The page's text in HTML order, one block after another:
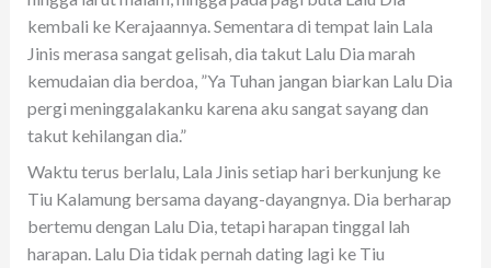
kembali ke Kerajaannya. Sementara di tempat lain Lala
Jinis merasa sangat gelisah, dia takut Lalu Dia marah
kemudaian dia berdoa, ”Ya Tuhan jangan biarkan Lalu Dia
pergi meninggalakanku karena aku sangat sayang dan
takut kehilangan dia.”
Waktu terus berlalu, Lala Jinis setiap hari berkunjung ke
Tiu Kalamung bersama dayang-dayangnya. Dia berharap
bertemu dengan Lalu Dia, tetapi harapan tinggal lah
harapan. Lalu Dia tidak pernah dating lagi ke Tiu